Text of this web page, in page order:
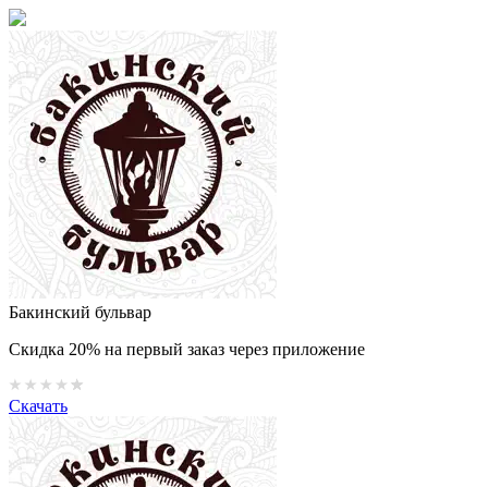
Бакинский бульвар
Скидка 20% на первый заказ через приложение
Скачать